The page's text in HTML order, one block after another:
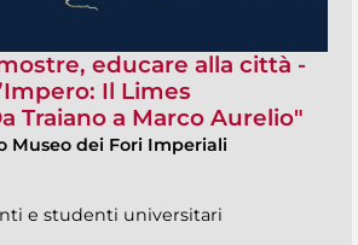
educare alla città -
Il Limes
Traiano a Marco Aurelio"
Museo dei Fori Imperiali
e studenti universitari